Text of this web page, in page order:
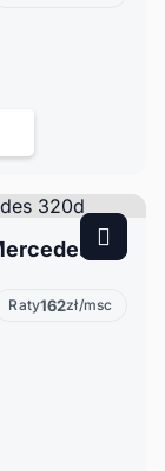
Mercedes-Benz ML W164 3.0 Mercedes 320d
Raty162zł/msc